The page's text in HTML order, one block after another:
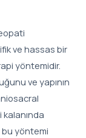
ve hassas bir
yöntemidir.
ve yapının
kalanında
bu yöntemi